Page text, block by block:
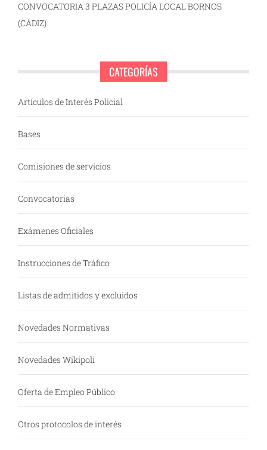
CONVOCATORIA 3 PLAZAS POLICÍA LOCAL BORNOS
(CÁDIZ)
CATEGORÍAS
Artículos de Interés Policial
Bases
Comisiones de servicios
Convocatorias
Exámenes Oficiales
Instrucciones de Tráfico
Listas de admitidos y excluidos
Novedades Normativas
Novedades Wikipoli
Oferta de Empleo Público
Otros protocolos de interés